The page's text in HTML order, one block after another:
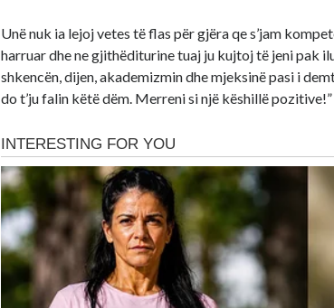
Unë nuk ia lejoj vetes të flas për gjëra qe s’jam
harruar dhe ne gjithëditurine tuaj ju kujtoj të jeni pak
shkencën, dijen, akademizmin dhe mjeksinë pasi i
do t’ju falin këtë dëm. Merreni si një këshillë